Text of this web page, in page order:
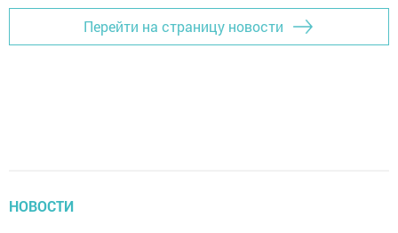
Перейти на страницу новости
НОВОСТИ